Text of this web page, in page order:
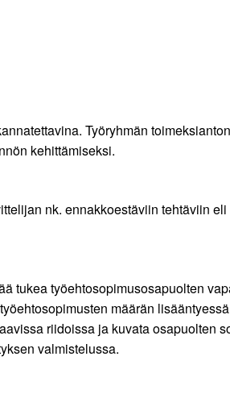
Työryhmän
kehittämiseksi.
nk. ennakkoestäviin tehtäviin
tukea työehtosopimusosapuolten
määrän
riidoissa ja kuvata osapuolten
valmistelussa.